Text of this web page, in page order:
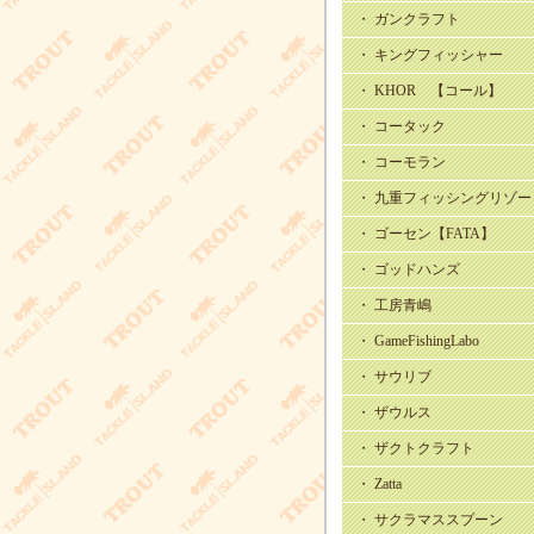
・ ガンクラフト
・ キングフィッシャー
・ KHOR 【コール】
・ コータック
・ コーモラン
・ 九重フィッシングリゾ
・ ゴーセン【FATA】
・ ゴッドハンズ
・ 工房青嶋
・ GameFishingLabo
・ サウリブ
・ ザウルス
・ ザクトクラフト
・ Zatta
・ サクラマススプーン